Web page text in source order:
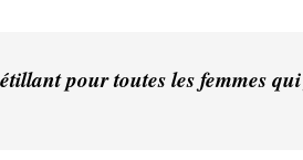
pour toutes les femmes